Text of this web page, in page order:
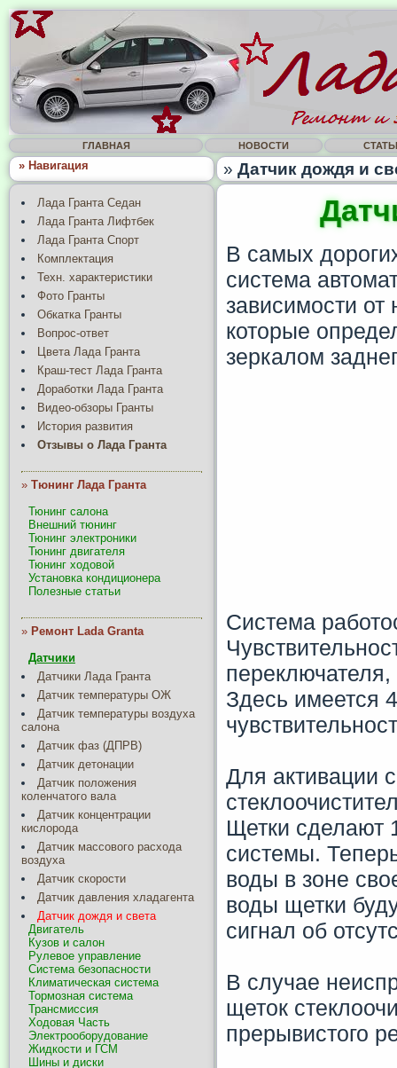
ГЛАВНАЯ НОВОСТИ
» Навигация » Датчик дождя и
Лада Гранта Седан
Лада Гранта Лифтбек
Лада Гранта Спорт
Комплектация
Техн. характеристики
Фото Гранты
Обкатка Гранты
Вопрос-ответ
Цвета Лада Гранта
Краш-тест Лада Гранта
Доработки Лада Гранта
Видео-обзоры Гранты
История развития
Отзывы о Лада Гранта
» Тюнинг Лада Гранта
Тюнинг салона
Внешний тюнинг
Тюнинг электроники
Тюнинг двигателя
Тюнинг ходовой
Установка кондиционера
Полезные статьи
» Ремонт Lada Granta
Датчики
Датчики Лада Гранта
Датчик температуры ОЖ
Датчик температуры воздуха
салона
Датчик фаз (ДПРВ)
Датчик детонации
Датчик положения
коленчатого вала
Датчик концентрации
кислорода
Датчик массового расхода
воздуха
Датчик скорости
Датчик давления хладагента
Датчик дождя и света
Двигатель
Кузов и салон
Рулевое управление
Система безопасности
Климатическая система
Тормозная система
Трансмиссия
Ходовая Часть
Электрооборудование
Жидкости и ГСМ
Шины и диски
В самых
система
зависимости
которые
зеркалом
Система
Здесь имеется
Для активации
Щетки сделают
системы.
воды в зоне
воды щетки
сигнал об
В случае
щеток
прерывистого